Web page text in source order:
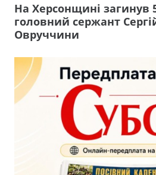
На Херсонщині загинув
головний сержант
Овруччини